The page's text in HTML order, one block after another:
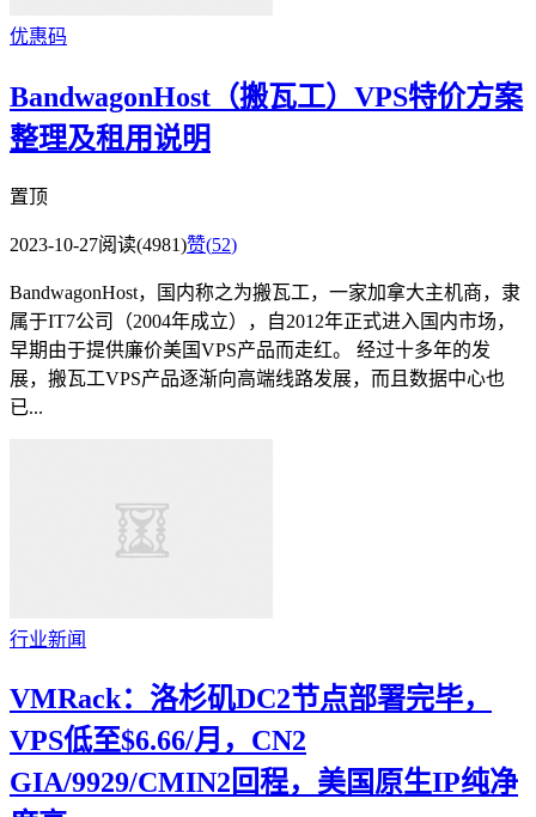
优惠码
BandwagonHost（搬瓦工）VPS特价方案
整理及租用说明
置顶
2023-10-27阅读(4981)赞(52)
BandwagonHost，国内称之为搬瓦工，一家加拿大主机商，隶
属于IT7公司（2004年成立），自2012年正式进入国内市场，
早期由于提供廉价美国VPS产品而走红。 经过十多年的发
展，搬瓦工VPS产品逐渐向高端线路发展，而且数据中心也
已...
行业新闻
VMRack：洛杉矶DC2节点部署完毕，
VPS低至$6.66/月，CN2
GIA/9929/CMIN2回程，美国原生IP纯净